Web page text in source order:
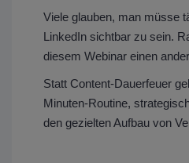
Viele glauben, man müsse
LinkedIn sichtbar zu sein.
diesem Webinar einen
Statt Content-Dauerfeuer
Minuten-Routine,
den gezielten Aufbau von